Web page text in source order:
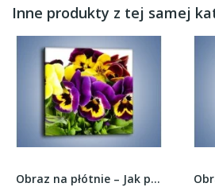
Inne produkty z tej samej
Obraz na płótnie – Jak przyjemnie jest w...